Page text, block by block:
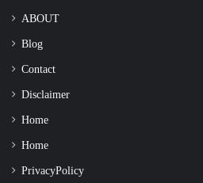
ABOUT
Blog
Contact
Disclaimer
Home
Home
Privacy Policy